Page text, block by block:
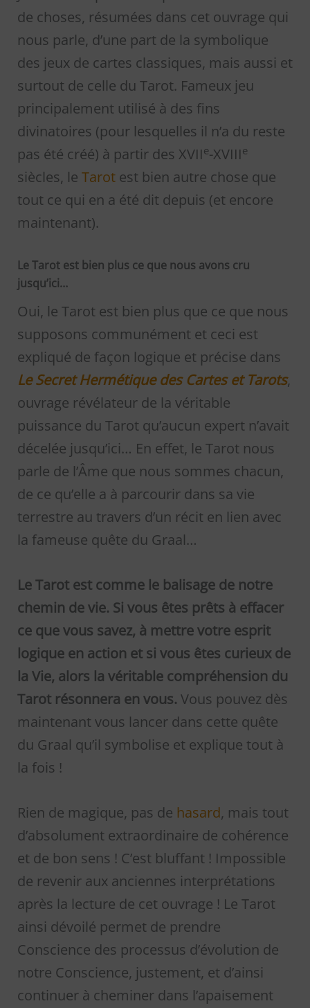
de choses, résumées dans cet ouvrage qui
nous parle, d’une part de la symbolique
des jeux de cartes classiques, mais aussi et
surtout de celle du Tarot. Fameux jeu
principalement utilisé à des fins
divinatoires (pour lesquelles il n’a du reste
pas été créé) à partir des XVII e-XVIII e
siècles, le Tarotest bien autre chose que
tout ce qui en a été dit depuis (et encore
maintenant).
Le Tarot est bien plus ce que nous avons cru
jusqu’ici…
Oui, le Tarot est bien plus que ce que nous
supposons communément et ceci est
expliqué de façon logique et précise dans
Le Secret Hermétique des Cartes et Tarots,
ouvrage révélateur de la véritable
puissance du Tarot qu’aucun expert n’avait
décelée jusqu’ici… En effet, le Tarot nous
parle de l’Âme que nous sommes chacun,
de ce qu’elle a à parcourir dans sa vie
terrestre au travers d’un récit en lien avec
la fameuse quête du Graal…
Le Tarot est comme le balisage de notre
chemin de vie. Si vous êtes prêts à effacer
ce que vous savez, à mettre votre esprit
logique en action et si vous êtes curieux de
la Vie, alors la véritable compréhension du
Tarot résonnera en vous. Vous pouvez dès
maintenant vous lancer dans cette quête
du Graal qu’il symbolise et explique tout à
la fois !
Rien de magique, pas de hasard, mais tout
d’absolument extraordinaire de cohérence
et de bon sens ! C’est bluffant ! Impossible
de revenir aux anciennes interprétations
après la lecture de cet ouvrage ! Le Tarot
ainsi dévoilé permet de prendre
Conscience des processus d’évolution de
notre Conscience, justement, et d’ainsi
continuer à cheminer dans l’apaisement